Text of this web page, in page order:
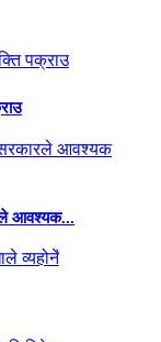
आवश्यक...